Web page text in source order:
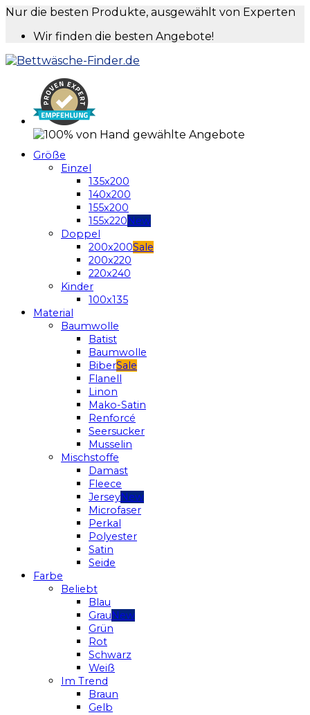
Nur die besten Produkte, ausgewählt von Experten
Wir finden die besten Angebote!
Größe
Einzel
135x200
140x200
155x200
155x220
Doppel
200x200
200x220
220x240
Kinder
100x135
Material
Baumwolle
Batist
Baumwolle
Biber
Flanell
Linon
Mako-Satin
Renforcé
Seersucker
Musselin
Mischstoffe
Damast
Fleece
Jersey
Microfaser
Perkal
Polyester
Satin
Seide
Farbe
Beliebt
Blau
Grau
Grün
Rot
Schwarz
Weiß
Im Trend
Braun
Gelb